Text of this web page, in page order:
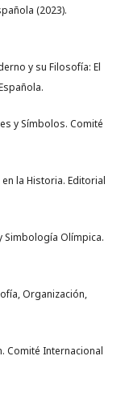
(2023).
y su Filosofía: El
y Símbolos. Comité
la Historia. Editorial
Simbología Olímpica.
Organización,
Comité Internacional